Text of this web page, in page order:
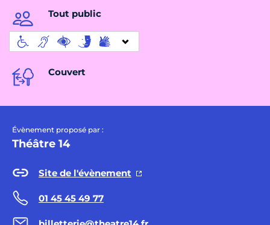
Tout public
Couvert
Évènement proposé par :
Théâtre 14
Site de l'évènement
01 45 45 49 77